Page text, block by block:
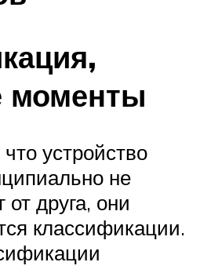
моменты
устройство
не
от друга, они
классификации.